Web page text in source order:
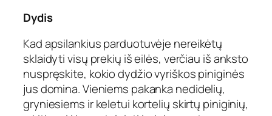
Dydis
Kad apsilankius parduotuvėje nereikėtų
sklaidyti visų prekių iš eilės, verčiau iš anksto
nuspręskite, kokio dydžio vyriškos piniginės
jus domina. Vieniems pakanka nedidelių,
gryniesiems ir keletui kortelių skirtų piniginių,